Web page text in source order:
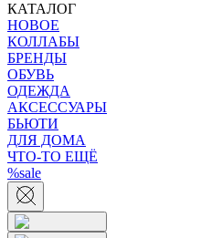
КАТАЛОГ
НОВОЕ
КОЛЛАБЫ
БРЕНДЫ
ОБУВЬ
ОДЕЖДА
АКСЕССУАРЫ
БЬЮТИ
ДЛЯ ДОМА
ЧТО-ТО ЕЩЁ
%sale